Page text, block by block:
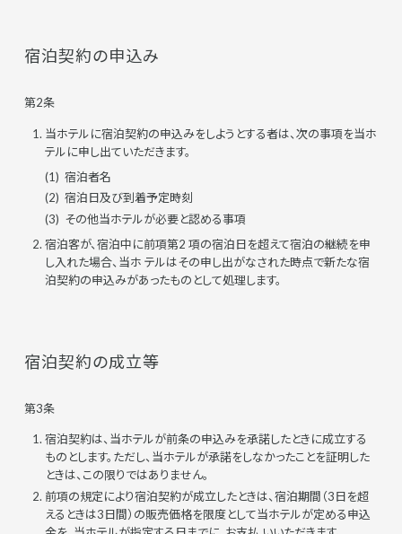
宿泊契約の申込み
第2条
当ホテルに宿泊契約の申込みをしようとする者は、次の事項を当ホ
テルに申し出ていただきます。
宿泊者名
宿泊日及び到着予定時刻
その他当ホテルが必要と認める事項
宿泊客が、宿泊中に前項第2 項の宿泊日を超えて宿泊の継続を申
し入れた場合、当ホ テルはその申し出がなされた時点で新たな宿
泊契約の申込みがあったものとして処理します。
宿泊契約の成立等
第3条
宿泊契約は、当ホテルが前条の申込みを承諾したときに成立する
ものとします。ただし、当ホテルが承諾をしなかったことを証明した
ときは、この限りではありません。
前項の規定により宿泊契約が成立したときは、宿泊期間（3日を超
えるときは3日間）の販売価格を限度として当ホテルが定める申込